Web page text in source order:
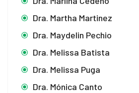
Dra. Martha Martinez
Dra. Maydelin Pechio
Dra. Melissa Batista
Dra. Melissa Puga
Dra. Mónica Canto